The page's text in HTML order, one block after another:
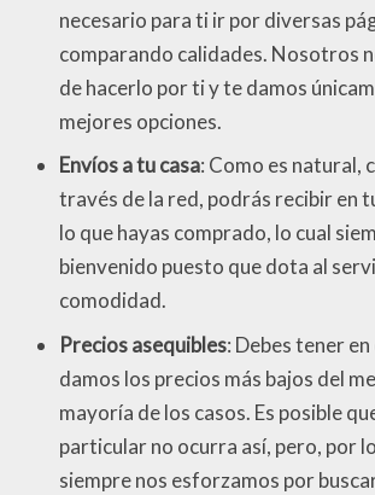
necesario para ti ir por diversas
comparando calidades. Nosotros
de hacerlo por ti y te damos
mejores opciones.
Envíos a tu casa: Como es natural,
través de la red, podrás recibir en
lo que hayas comprado, lo cual
bienvenido puesto que dota al
comodidad.
Precios asequibles: Debes tener
damos los precios más bajos del
mayoría de los casos. Es posible
particular no ocurra así, pero, por
siempre nos esforzamos por